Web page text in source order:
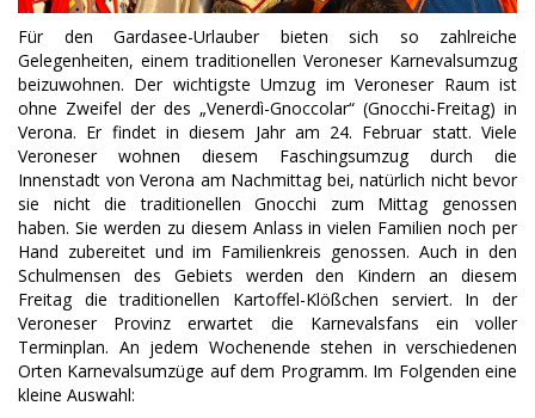
Für den Gardasee-Urlauber bieten sich so zahlreiche
Gelegenheiten, einem traditionellen Veroneser Karnevalsumzug
beizuwohnen. Der wichtigste Umzug im Veroneser Raum ist
ohne Zweifel der des „Venerdì-Gnoccolar“ (Gnocchi-Freitag) in
Verona. Er findet in diesem Jahr am 24. Februar statt. Viele
Veroneser wohnen diesem Faschingsumzug durch die
Innenstadt von Verona am Nachmittag bei, natürlich nicht bevor
sie nicht die traditionellen Gnocchi zum Mittag genossen
haben. Sie werden zu diesem Anlass in vielen Familien noch per
Hand zubereitet und im Familienkreis genossen. Auch in den
Schulmensen des Gebiets werden den Kindern an diesem
Freitag die traditionellen Kartoffel-Klößchen serviert. In der
Veroneser Provinz erwartet die Karnevalsfans ein voller
Terminplan. An jedem Wochenende stehen in verschiedenen
Orten Karnevalsumzüge auf dem Programm. Im Folgenden eine
kleine Auswahl: